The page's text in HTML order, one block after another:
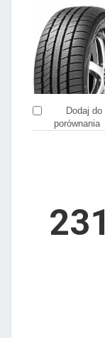
Dodaj do
porównania
231